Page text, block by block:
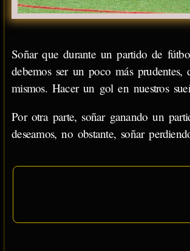
Soñar que durante un partido de
debemos ser un poco más
mismos. Hacer un gol en nuestros
Por otra parte, soñar ganando un
deseamos, no obstante, soñar